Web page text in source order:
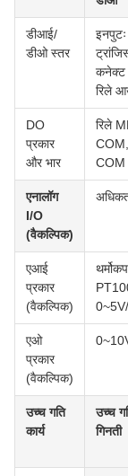
डीआई/
डीओ स्तर
इनपुटः
कनेक्ट
रिले
DO
प्रकार
और भार
रिले
COM
एनालॉग
I/O
(वैकल्पिक)
एआई
प्रकार
(वैकल्पिक)
एओ
प्रकार
(वैकल्पिक)
उच्च गति
कार्य
उच्च
गिनती